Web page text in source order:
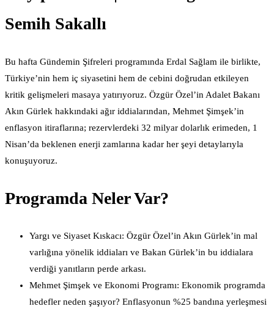
Semih Sakallı
Bu hafta Gündemin Şifreleri programında Erdal Sağlam ile birlikte,
Türkiye’nin hem iç siyasetini hem de cebini doğrudan etkileyen
kritik gelişmeleri masaya yatırıyoruz. Özgür Özel’in Adalet Bakanı
Akın Gürlek hakkındaki ağır iddialarından, Mehmet Şimşek’in
enflasyon itiraflarına; rezervlerdeki 32 milyar dolarlık erimeden, 1
Nisan’da beklenen enerji zamlarına kadar her şeyi detaylarıyla
konuşuyoruz.
Programda Neler Var?
Yargı ve Siyaset Kıskacı: Özgür Özel’in Akın Gürlek’in mal
varlığına yönelik iddiaları ve Bakan Gürlek’in bu iddialara
verdiği yanıtların perde arkası.
Mehmet Şimşek ve Ekonomi Programı: Ekonomik programda
hedefler neden şaşıyor? Enflasyonun %25 bandına yerleşmesi